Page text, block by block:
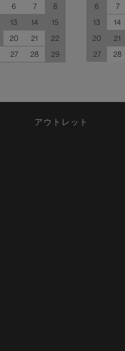
6 7
8
13 14
15
20 21
22
27 28
29
6
7
13
14
20
21
27
28
アウトレット